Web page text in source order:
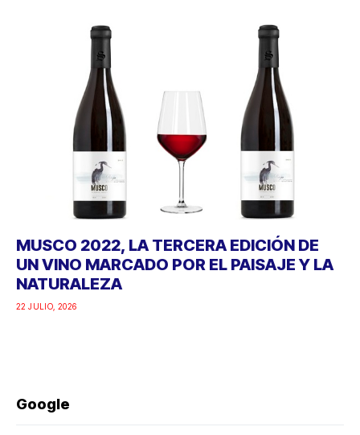
MUSCO 2022, LA TERCERA EDICIÓN DE
UN VINO MARCADO POR EL PAISAJE Y LA
NATURALEZA
22 JULIO, 2026
Google